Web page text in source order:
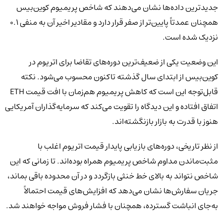
جدیدترین داده‌ها نشان می‌دهند که شاخص پریمیوم کوین‌بیس
همچنان عمدتاً پایین‌تر از صفر قرار دارد و مقادیر اخیر آن به منفی ۰.۱
نزدیک شده است.
این وضعیت یکی از ضعیف‌ترین دوره‌های تقاضا برای اتریوم در
کوین‌بیس از ابتدای سال گذشته تاکنون محسوب می‌شود. نکته
قابل‌توجه این است که کاهش پریمیوم هم‌زمان با افت قیمت ETH
اتفاق افتاده و این دیدگاه را تقویت می‌کند که سرمایه‌گذاران آمریکایی
هنوز با قدرت به بازار بازنگشته‌اند.
از نظر تاریخی، دوره‌های بازیابی پایدار قیمت اتریوم اغلب با
مثبت‌ماندن مداوم شاخص پریمیوم همراه بوده‌اند. تا زمانی که این
شاخص نتواند به بالای خط خنثی بازگردد و در آن محدوده باقی بماند،
جریان سفارش‌ها نشان می‌دهد که افزایش‌های قیمت احتمالاً
به‌جای انباشت گسترده، همچنان با فشار فروش مواجه خواهند شد.